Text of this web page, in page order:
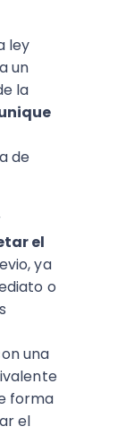
ley
un
la
de
el
ya
o
una
forma
el